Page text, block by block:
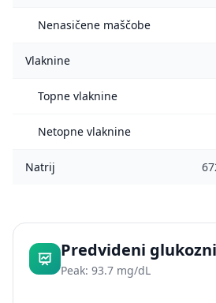
Nenasičene maščobe
Vlaknine
Topne vlaknine
Netopne vlaknine
Natrij
Predvideni
Peak: 93.7 mg/dL